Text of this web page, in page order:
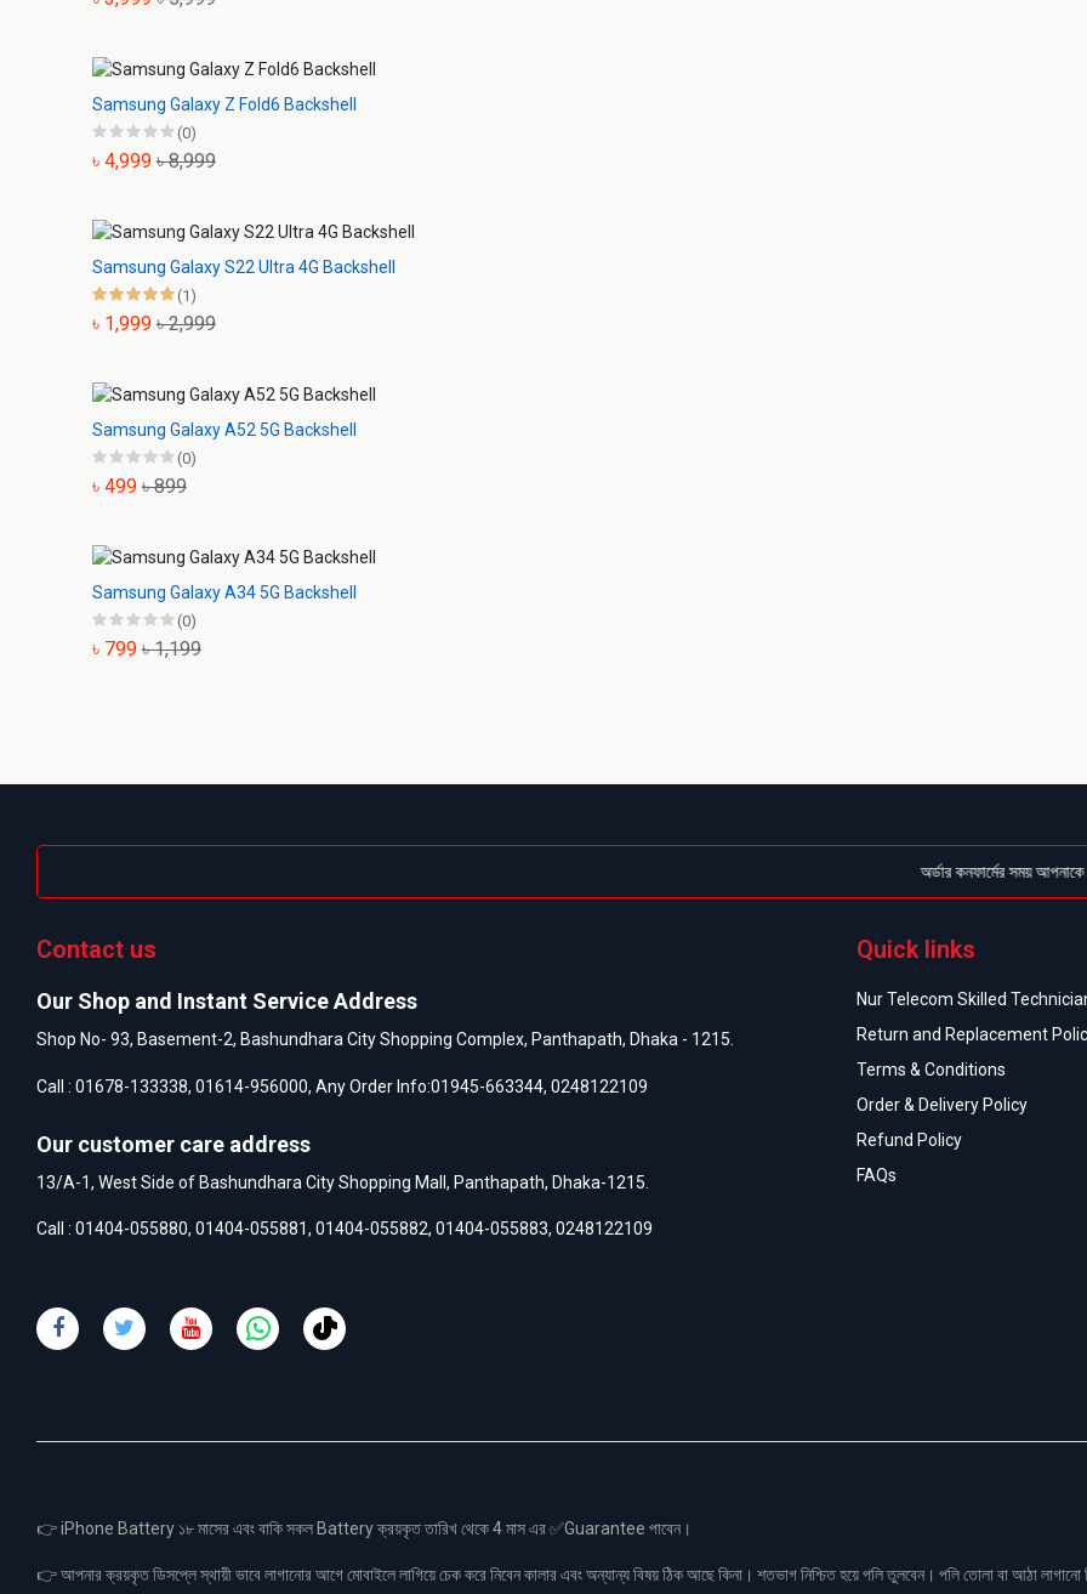
Samsung Galaxy Z Fold6 Backshell
(0)
৳ 4,999 ৳ 8,999
Samsung Galaxy S22 Ultra 4G Backshell
(1)
৳ 1,999 ৳ 2,999
Samsung Galaxy A52 5G Backshell
(0)
৳ 499 ৳ 899
Samsung Galaxy A34 5G Backshell
(0)
৳ 799 ৳ 1,199
অর্ডার কনফার্মের সময় আপনাকে কল
Contact us
Our Shop and Instant Service Address
Shop No- 93, Basement-2, Bashundhara City Shopping Complex, Panthapath, Dhaka - 1215.
Call : 01678-133338, 01614-956000, Any Order Info:01945-663344, 0248122109
Our customer care address
13/A-1, West Side of Bashundhara City Shopping Mall, Panthapath, Dhaka-1215.
Call : 01404-055880, 01404-055881, 01404-055882, 01404-055883, 0248122109
Quick links
Nur Telecom Skilled
Return and Replacement
Terms & Conditions
Order & Delivery Policy
Refund Policy
FAQs
👉 iPhone Battery ১৮ মাসের এবং বাকি সকল Battery ক্রয়কৃত তারিখ থেকে 4 মাস এর ✅Guarantee পাবেন।
👉 আপনার ক্রয়কৃত ডিসপ্লে স্থায়ী ভাবে লাগানোর আগে মোবাইলে লাগিয়ে চেক করে নিবেন কালার এবং অন্যান্য বিষয় ঠিক আছে কিনা। শতভাগ নিশ্চিত হয়ে পলি তুলবেন। পলি তোলা বা আঠা